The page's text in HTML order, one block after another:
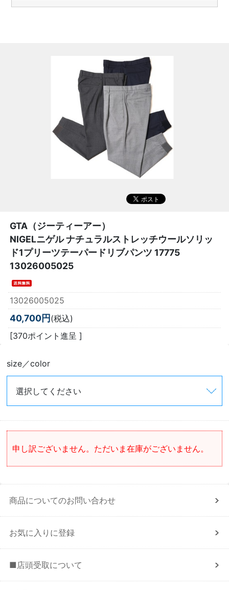
GTA（ジーティーアー）
NIGELニゲル ナチュラルストレッチウールソリッ
ド1プリーツテーパードリブパンツ 17775
13026005025
13026005025
40,700円(税込)
[370ポイント進呈 ]
size／color
申し訳ございません。ただいま在庫がございません。
商品についてのお問い合わせ
お気に入りに登録
■店頭受取について